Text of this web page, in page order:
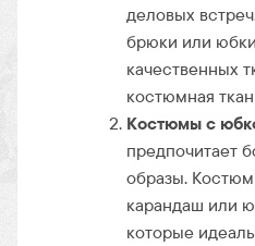
деловых
брюки или
качественных
костюмная
Костюмы с
предпочитает
образы.
карандаш или
которые